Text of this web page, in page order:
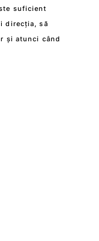
suficient
direcția, să
și atunci când